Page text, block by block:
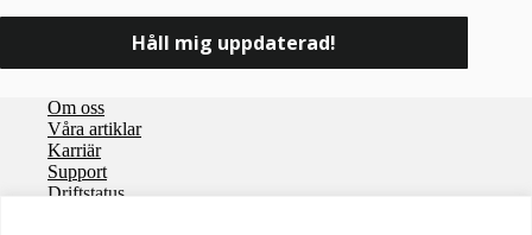
Om oss
Våra artiklar
Karriär
Support
Driftstatus